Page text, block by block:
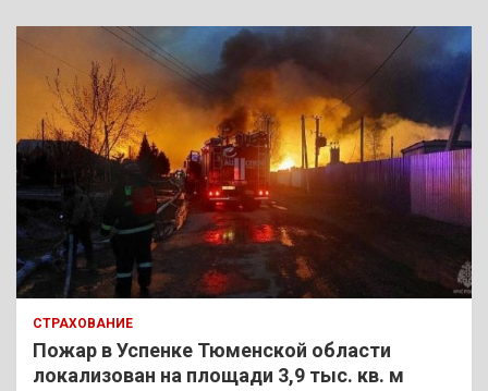
СТРАХОВАНИЕ
Пожар в Успенке Тюменской области
локализован на площади 3,9 тыс. кв. м